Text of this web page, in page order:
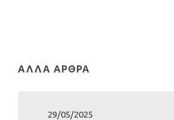
ΆΛΛΑ ΆΡΘΡΑ
29/05/2025